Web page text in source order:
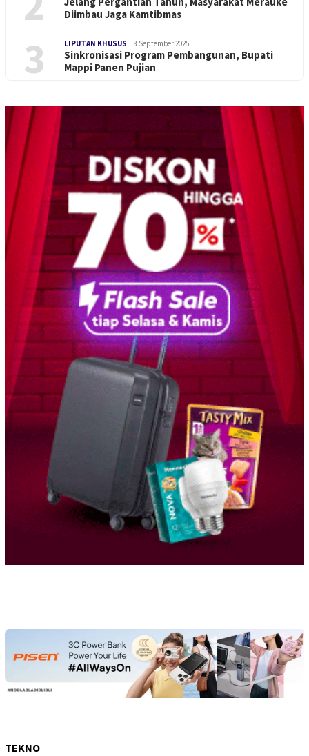
Diimbau Jaga Kamtibmas
3 LIPUTAN KHUSUS 8 September 2025
Sinkronisasi Program Pembangunan, Bupati
Mappi Panen Pujian
TEKNO